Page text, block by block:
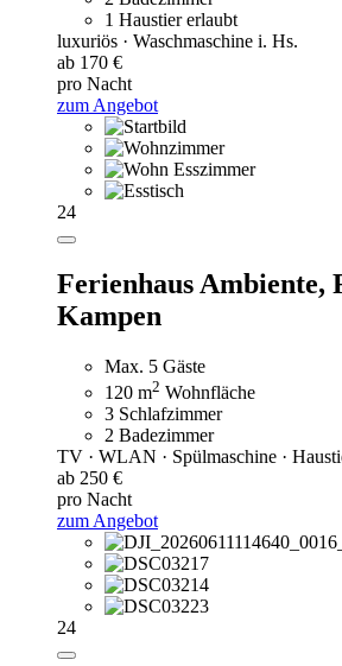
1 Haustier erlaubt
luxuriös · Waschmaschine i. Hs.
ab 170 €
pro Nacht
zum Angebot
24
Ferienhaus Ambiente,
Kampen
Max. 5 Gäste
120 m2 Wohnfläche
3 Schlafzimmer
2 Badezimmer
TV · WLAN · Spülmaschine ·
ab 250 €
pro Nacht
zum Angebot
24